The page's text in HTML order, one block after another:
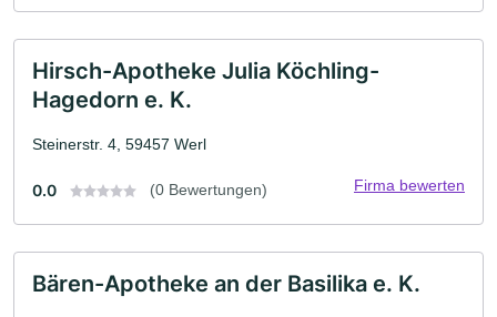
Hirsch-Apotheke Julia Köchling-
Hagedorn e. K.
Steinerstr. 4, 59457 Werl
0.0 (0 Bewertungen) Firma bewerten
Bären-Apotheke an der Basilika e. K.